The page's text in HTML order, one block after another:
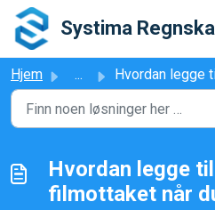
Gå til hovedinnhold
Hjem ... Hvordan legge til flere filer fra filmottaket når
Hvordan legge
filmottaket når